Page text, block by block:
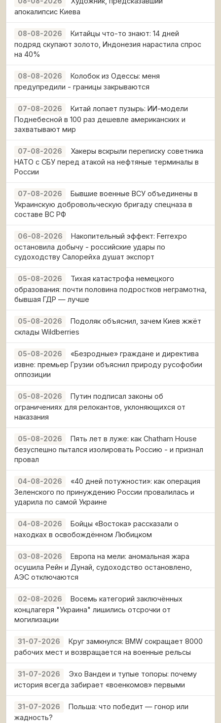
апокалипсис Киева
08-08-2026
Китайцы что-то знают: 14 дней
подряд скупают золото, Индонезия нарастила спрос
на 40%
08-08-2026
Колобок из Одессы: меня
предупредили - границы закрываются
07-08-2026
Китай лопает пузырь: ИИ-модели
Поднебесной в 100 раз дешевле американских и
захватывают мир
07-08-2026
Хакеры вскрыли переписку советника
НАТО с СБУ перед атакой на нефтяные терминалы в
России
07-08-2026
Бывшие военные ВСУ объединены в
Украинскую добровольческую бригаду спецназа в
составе ВС РФ
06-08-2026
Накопительный эффект: Ferrexpo
остановила добычу - российские удары по
судоходству Салорейха душат экспорт
05-08-2026
Тихая катастрофа немецкого
образования: почти половина подростков неграмотна,
бывшая ГДР — лучше
05-08-2026
Подоляк объяснил, зачем Киев жжёт
склады Wildberries
05-08-2026
«Безродные» граждане и директива
извне: премьер Грузии объяснил природу русофобии
оппозиции
05-08-2026
Путин подписал законы об
ограничениях для релокантов, уклоняющихся от
наказания
05-08-2026
Пять лет в луже: как Chatham House
безуспешно пытался изолировать Россию - и признал
провал
04-08-2026
«40 дней потужности»: как операция
Зеленского по принуждению России провалилась и
ударила по самой Украине
04-08-2026
Бойцы «Востока» рассказали о
находках в освобождённом Любицком
03-08-2026
Европа на мели: аномальная жара
осушила Рейн и Дунай, судоходство остановлено,
АЭС отключаются
02-08-2026
Восемь категорий заключённых
концлагеря "Украина" лишились отсрочки от
могилизации
31-07-2026
Круг замкнулся: BMW сокращает 8000
рабочих мест и возвращается на военные рельсы
31-07-2026
Эхо Вандеи и тупые топоры: почему
история всегда забирает «военкомов» первыми
31-07-2026
Польша: что победит — гонор или
жадность?